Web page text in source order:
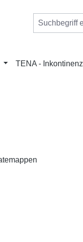
TENA - Inkontinenz